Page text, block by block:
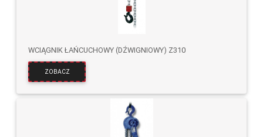
WCIĄGNIK ŁAŃCUCHOWY (DŹWIGNIOWY) Z310
ZOBACZ